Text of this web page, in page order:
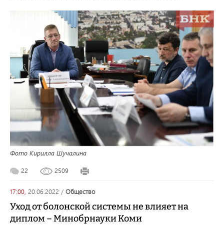
Фото Кирилла Шучалина
22 2509
17:00, 20.06.2022 / общество
Уход от болонской системы не влияет на
диплом – Минобрнауки Коми